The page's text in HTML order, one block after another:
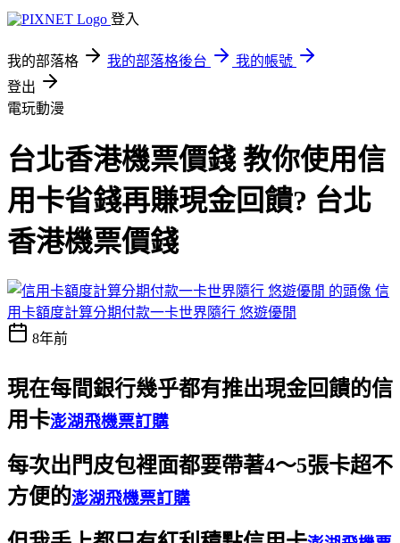
登入
我的部落格 我的部落格後台
我的帳號
登出
電玩動漫
台北香港機票價錢 教你使用信
用卡省錢再賺現金回饋? 台北
香港機票價錢
信
用卡額度計算分期付款一卡世界隨行 悠遊優閒
8年前
現在每間銀行幾乎都有推出現金回饋的信
用卡澎湖飛機票訂購
每次出門皮包裡面都要帶著4～5張卡超不
方便的澎湖飛機票訂購